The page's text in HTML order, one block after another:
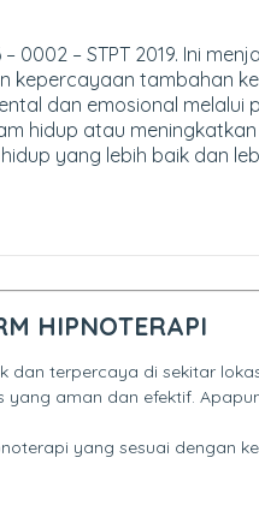
0002 – STPT 2019. Ini
kepercayaan tambahan
dan emosional melalui
hidup atau
yang lebih baik dan
HIPNOTERAPI
terpercaya di sekitar
aman dan efektif.
yang sesuai dengan